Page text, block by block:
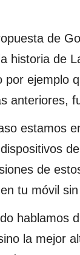
de
historia de
por ejemplo
anteriores,
estamos
de
tu móvil
hablamos
la mejor